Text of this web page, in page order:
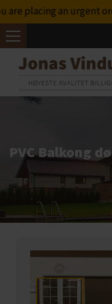
an urgent
Toggle
navigation
PVC Balkong